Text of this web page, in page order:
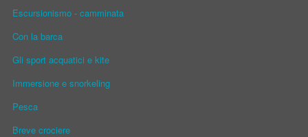
Escursionismo - camminata
Con la barca
Gli sport acquatici e kite
Immersione e snorkeling
Pesca
Breve crociere